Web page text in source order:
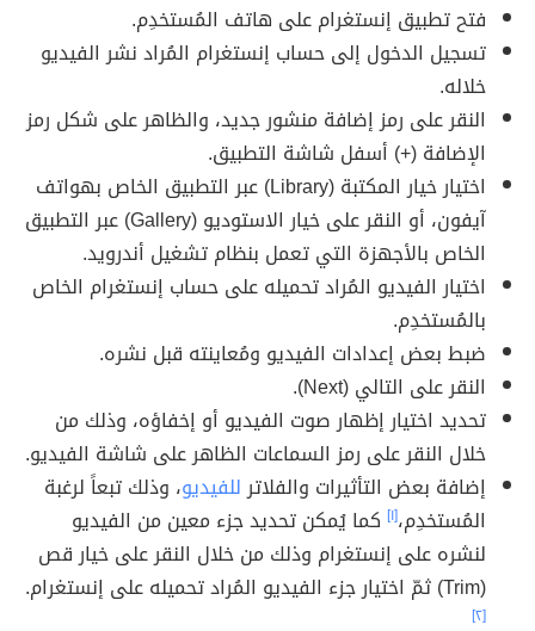
فتح تطبيق إنستغرام على هاتف المُستخدِم.
تسجيل الدخول إلى حساب إنستغرام المُراد نشر الفيديو
خلاله.
النقر على رمز إضافة منشور جديد، والظاهر على شكل رمز
الإضافة (+) أسفل شاشة التطبيق.
اختيار خيار المكتبة (Library) عبر التطبيق الخاص بهواتف
آيفون، أو النقر على خيار الاستوديو (Gallery) عبر التطبيق
الخاص بالأجهزة التي تعمل بنظام تشغيل أندرويد.
اختيار الفيديو المُراد تحميله على حساب إنستغرام الخاص
بالمُستخدِم.
ضبط بعض إعدادات الفيديو ومُعاينته قبل نشره.
النقر على التالي (Next).
تحديد اختيار إظهار صوت الفيديو أو إخفاؤه، وذلك من
خلال النقر على رمز السماعات الظاهر على شاشة الفيديو.
إضافة بعض التأثيرات والفلاترللفيديو، وذلك تبعاً لرغبة
المُستخدِم،[١] كما يُمكن تحديد جزء معين من الفيديو
لنشره على إنستغرام وذلك من خلال النقر على خيار قص
(Trim) ثمّ اختيار جزء الفيديو المُراد تحميله على إنستغرام.
[٢]